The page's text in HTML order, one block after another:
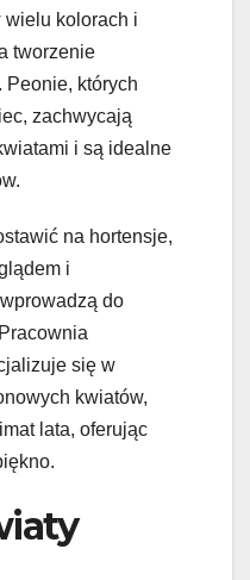
wielu kolorach i
tworzenie
Peonie, których
zachwycają
i są idealne
na hortensje,
i
do
się w
kwiatów,
lata, oferując